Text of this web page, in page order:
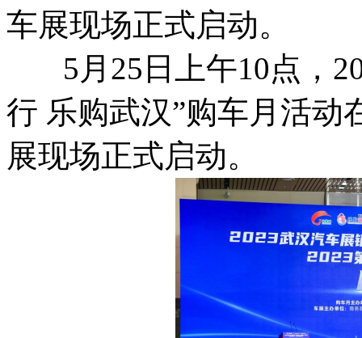
车展现场正式启动。
5月25日上午10点，
行 乐购武汉”购车月活动
展现场正式启动。